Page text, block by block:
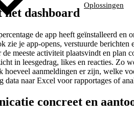
Oplossingen
dashboard
de app heeft geïnstalleerd en
zie je app-opens, verstuurde berichten
de meeste activiteit plaatsvindt en plan
in leesgedrag, likes en reacties. Zo
hoeveel aanmeldingen er zijn, welke
data naar Excel voor rapportages of
concreet en